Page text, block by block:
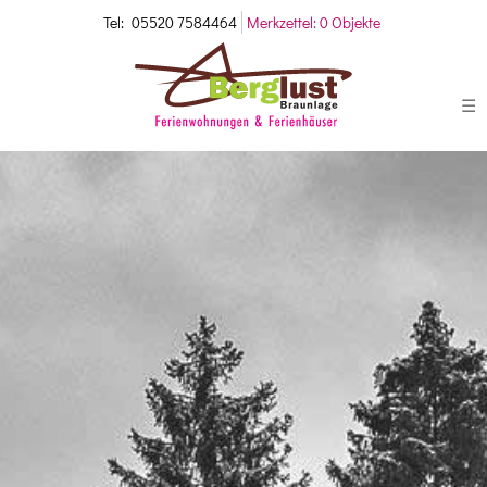
Tel: 05520 7584464 Merkzettel:0 Objekte
☰